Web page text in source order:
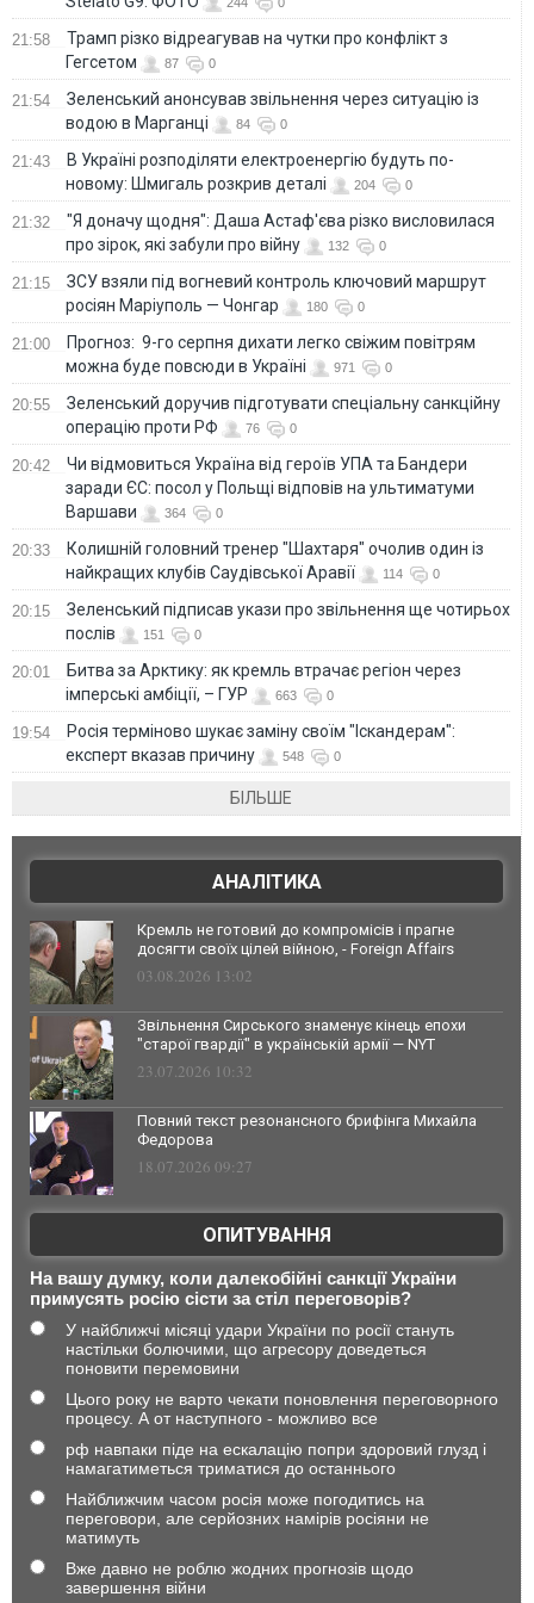
21:58
Трамп різко відреагував на чутки про конфлікт з
Гегсетом
87 0
21:54
Зеленський анонсував звільнення через ситуацію із
водою в Марганці
84 0
21:43
В Україні розподіляти електроенергію будуть по-
новому: Шмигаль розкрив деталі
204 0
21:32
"Я доначу щодня": Даша Астаф'єва різко висловилася
про зірок, які забули про війну
132 0
21:15
ЗСУ взяли під вогневий контроль ключовий маршрут
росіян Маріуполь — Чонгар
180 0
21:00
Прогноз: 9-го серпня дихати легко свіжим повітрям
можна буде повсюди в Україні
971 0
20:55
Зеленський доручив підготувати спеціальну санкційну
операцію проти РФ
76 0
20:42
Чи відмовиться Україна від героїв УПА та Бандери
заради ЄС: посол у Польщі відповів на ультиматуми
Варшави
364 0
20:33
Колишній головний тренер "Шахтаря" очолив один із
найкращих клубів Саудівської Аравії
114 0
20:15
Зеленський підписав укази про звільнення ще чотирьох
послів
151 0
20:01
Битва за Арктику: як кремль втрачає регіон через
імперські амбіції, – ГУР
663 0
19:54
Росія терміново шукає заміну своїм "Іскандерам":
експерт вказав причину
548 0
БІЛЬШЕ
АНАЛІТИКА
Кремль не готовий до компромісів і прагне
досягти своїх цілей війною, - Foreign Affairs
03.08.2026 13:02
Звільнення Сирського знаменує кінець епохи
"старої гвардії" в українській армії — NYT
23.07.2026 10:32
Повний текст резонансного брифінга Михайла
Федорова
18.07.2026 09:27
ОПИТУВАННЯ
На вашу думку, коли далекобійні санкції України
примусять росію сісти за стіл переговорів?
У найближчі місяці удари України по росії стануть
настільки болючими, що агресору доведеться
поновити перемовини
Цього року не варто чекати поновлення переговорного
процесу. А от наступного - можливо все
рф навпаки піде на ескалацію попри здоровий глузд і
намагатиметься триматися до останнього
Найближчим часом росія може погодитись на
переговори, але серйозних намірів росіяни не
матимуть
Вже давно не роблю жодних прогнозів щодо
завершення війни